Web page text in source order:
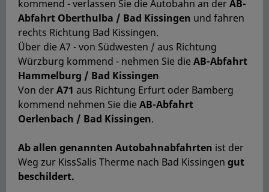
kommend - verlassen Sie die Autobahn an derAB-
Abfahrt Oberthulba / Bad Kissingen und fahren
rechts Richtung Bad Kissingen.
Über die A7 - von Südwesten / aus Richtung
Würzburg kommend - nehmen Sie dieAB-Abfahrt
Hammelburg / Bad Kissingen
Von derA71 aus Richtung Erfurt oder Bamberg
kommend nehmen Sie dieAB-Abfahrt
Oerlenbach / Bad Kissingen.
Ab allen genannten Autobahnabfahrten ist der
Weg zur KissSalis Therme nach Bad Kissingen gut
beschildert.